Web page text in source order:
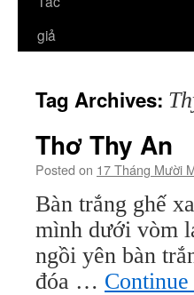
giả
Tag Archives:
Thơ Thy An
Posted on 17 Tháng Mười
Bàn trắng ghế
mình dưới vòm
ngồi yên bàn
đóa …